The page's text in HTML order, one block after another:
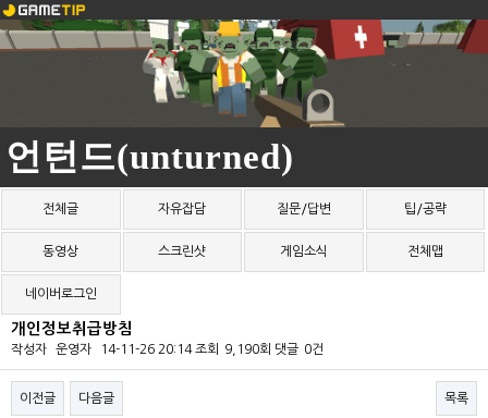
언턴드(unturned)
전체글 자유잡담 질문/답변 팁/공략
동영상 스크린샷 게임소식 전체맵
네이버로그인
개인정보취급방침
작성자 운영자 14-11-26 20:14조회 9,190회 댓글 0건
이전글 다음글 목록